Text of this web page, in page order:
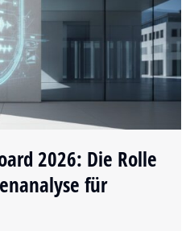
2026: Die Rolle
für